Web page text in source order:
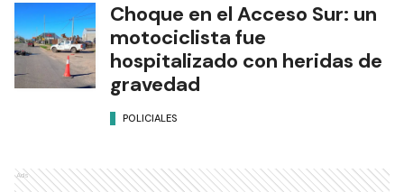
Choque en el Acceso Sur: un
motociclista fue
hospitalizado con heridas de
gravedad
POLICIALES
Ads